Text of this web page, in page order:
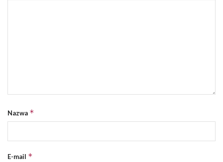
Nazwa *
E-mail *